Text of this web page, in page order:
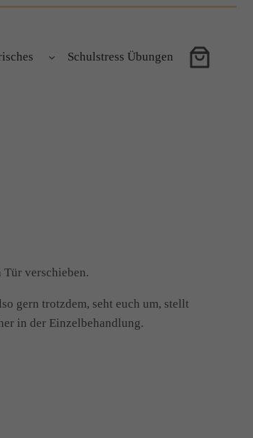
Schulstress Übungen
verschieben.
gern trotzdem, seht euch um, stellt
in der Einzelbehandlung.